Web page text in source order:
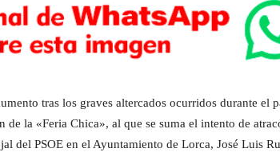
tras los graves altercados ocurridos durante el
la «Feria Chica», al que se suma el intento de
del PSOE en el Ayuntamiento de Lorca, José Luis